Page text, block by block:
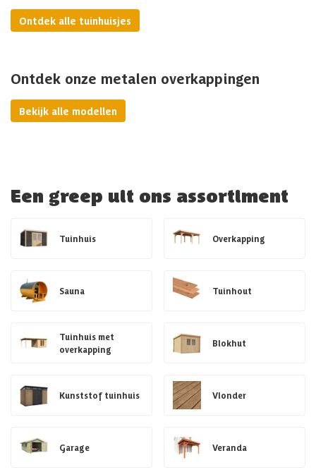
Ontdek alle tuinhuisjes
Ontdek onze metalen overkappingen
Bekijk alle modellen
Een greep uit ons assortiment
Tuinhuis Overkapping
Sauna Tuinhout
Tuinhuis met
overkapping
Blokhut
Kunststof tuinhuis Vlonder
Garage Veranda